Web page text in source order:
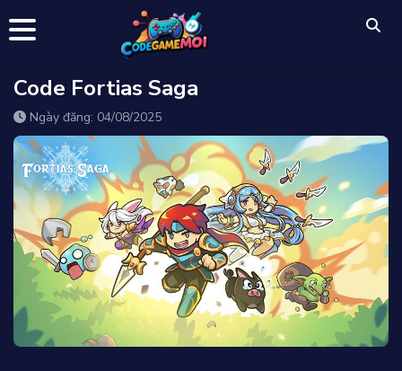
Code Fortias Saga
Ngày đăng: 04/08/2025